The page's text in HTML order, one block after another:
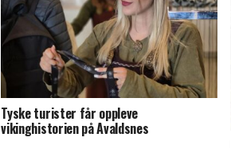
Tyske turister får oppleve
vikinghistorien på Avaldsnes